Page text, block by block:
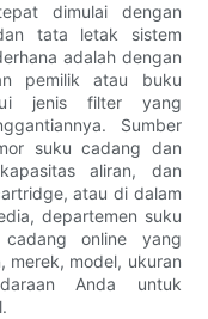
dimulai dengan
tata letak sistem
adalah dengan
pemilik atau buku
jenis filter yang
Sumber
suku cadang dan
aliran, dan
atau di dalam
departemen suku
online yang
merek, model, ukuran
Anda untuk